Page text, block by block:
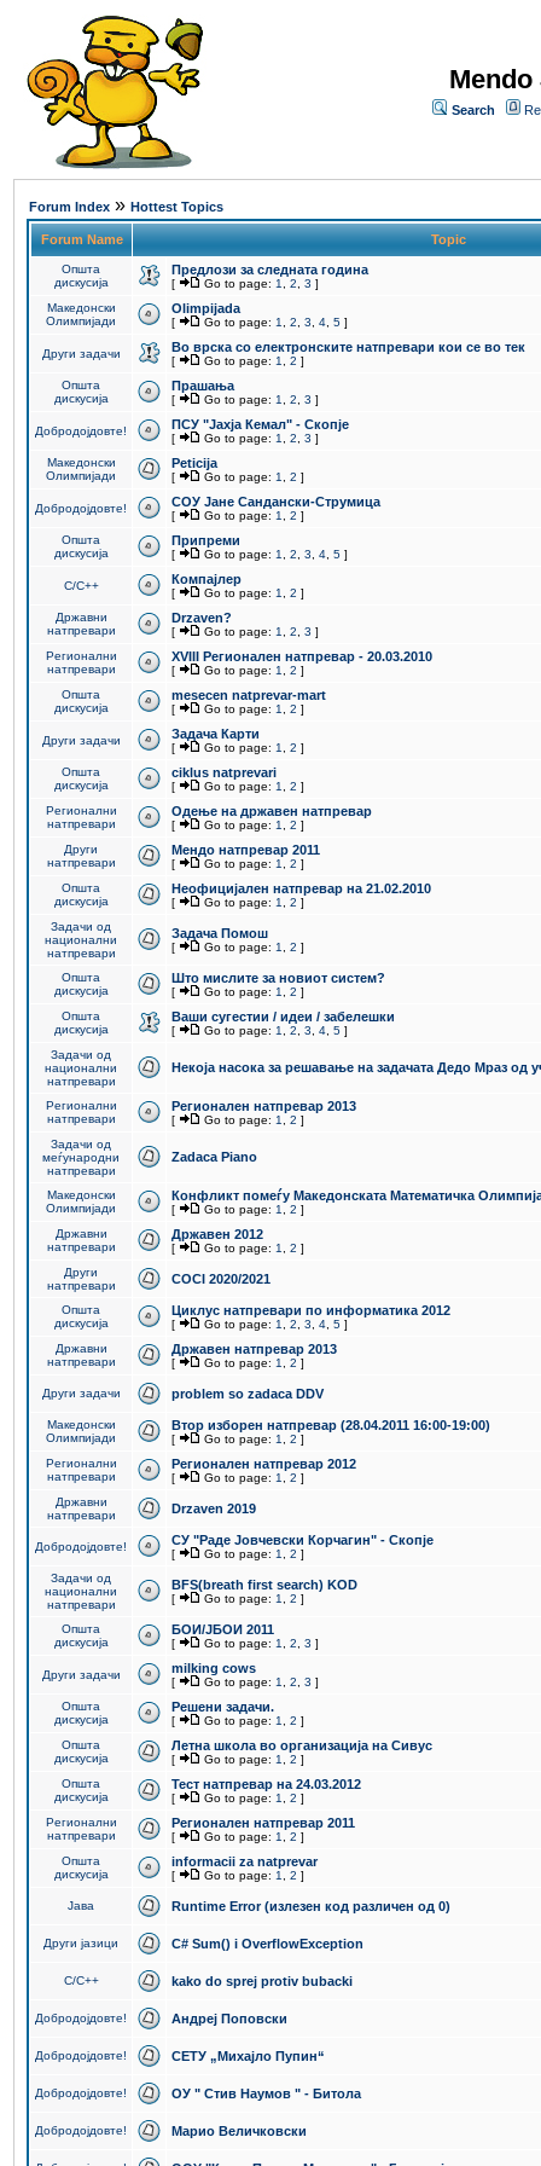
Search
Forum Index » Hottest Topics
Forum Name Topic
Општа
дискусија
Предлози за следната година
[ Go to page: 1 2 3 ]
Македонски
Олимпијади
Olimpijada
[ Go to page: 1 2 3 4 5 ]
Други задачи Во врска со електронските натпревари кои се во тек
[ Go to page: 1 2 ]
Општа
дискусија
Прашања
[ Go to page: 1 2 3 ]
Добродојдовте! ПCУ "Јахја Кемал" - Скопје
[ Go to page: 1 2 3 ]
Македонски
Олимпијади
Peticija
[ Go to page: 1 2 ]
Добродојдовте! СОУ Јане Сандански-Струмица
[ Go to page: 1 2 ]
Општа
дискусија
Припреми
[ Go to page: 1 2 3 4 5 ]
C/C++ Компајлер
[ Go to page: 1 2 ]
Државни
натпревари
Drzaven?
[ Go to page: 1 2 3 ]
Регионални
натпревари
XVIII Регионален натпревар - 20.03.2010
[ Go to page: 1 2 ]
Општа
дискусија
mesecen natprevar-mart
[ Go to page: 1 2 ]
Други задачи Задача Карти
[ Go to page: 1 2 ]
Општа
дискусија
ciklus natprevari
[ Go to page: 1 2 ]
Регионални
натпревари
Одење на државен натпревар
[ Go to page: 1 2 ]
Други
натпревари
Мендо натпревар 2011
[ Go to page: 1 2 ]
Општа
дискусија
Неофицијален натпревар на 21.02.2010
[ Go to page: 1 2 ]
Задачи од
национални
натпревари
Задача Помош
[ Go to page: 1 2 ]
Општа
дискусија
Што мислите за новиот систем?
[ Go to page: 1 2 ]
Општа
дискусија
Ваши сугестии / идеи / забелешки
[ Go to page: 1 2 3 4 5 ]
Задачи од
национални
натпревари
Некоја насока за решавање на задачата Дедо Мраз од
Регионални
натпревари
Регионален натпревар 2013
[ Go to page: 1 2 ]
Задачи од
меѓународни
натпревари
Zadaca Piano
Македонски
Олимпијади
Конфликт помеѓу Македонската Математичка
[ Go to page: 1 2 ]
Државни
натпревари
Државен 2012
[ Go to page: 1 2 ]
Други
натпревари
COCI 2020/2021
Општа
дискусија
Циклус натпревари по информатика 2012
[ Go to page: 1 2 3 4 5 ]
Државни
натпревари
Државен натпревар 2013
[ Go to page: 1 2 ]
Други задачи problem so zadaca DDV
Македонски
Олимпијади
Втор изборен натпревар (28.04.2011 16:00-19:00)
[ Go to page: 1 2 ]
Регионални
натпревари
Регионален натпревар 2012
[ Go to page: 1 2 ]
Државни
натпревари
Drzaven 2019
Добродојдовте! СУ "Раде Јовчевски Корчагин" - Скопје
[ Go to page: 1 2 ]
Задачи од
национални
натпревари
BFS(breath first search) KOD
[ Go to page: 1 2 ]
Општа
дискусија
БОИ/ЈБОИ 2011
[ Go to page: 1 2 3 ]
Други задачи milking cows
[ Go to page: 1 2 3 ]
Општа
дискусија
Решени задачи.
[ Go to page: 1 2 ]
Општа
дискусија
Летна школа во организација на Сивус
[ Go to page: 1 2 ]
Општа
дискусија
Тест натпревар на 24.03.2012
[ Go to page: 1 2 ]
Регионални
натпревари
Регионален натпревар 2011
[ Go to page: 1 2 ]
Општа
дискусија
informacii za natprevar
[ Go to page: 1 2 ]
Јава Runtime Error (излезен код различен од 0)
Други јазици C# Sum() i OverflowException
C/C++ kako do sprej protiv bubacki
Добродојдовте! Андреј Поповски
Добродојдовте! СЕТУ „Михајло Пупин“
Добродојдовте! ОУ " Стив Наумов " - Битола
Добродојдовте! Марио Величковски